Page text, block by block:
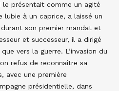
présentait comme un agité
lubie à un caprice, a laissé un
son premier mandat et
et successeur, il a dirigé
vers la guerre. L’invasion du
refus de reconnaître sa
avec une première
présidentielle, dans